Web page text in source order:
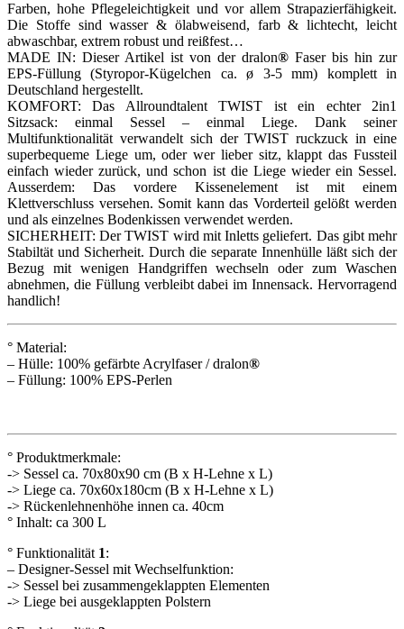
Farben, hohe Pflegeleichtigkeit und vor allem Strapazierfähigkeit.
Die Stoffe sind wasser & ölabweisend, farb & lichtecht, leicht
abwaschbar, extrem robust und reißfest…
MADE IN: Dieser Artikel ist von der dralon® Faser bis hin zur
EPS-Füllung (Styropor-Kügelchen ca. ø 3-5 mm) komplett in
Deutschland hergestellt.
KOMFORT: Das Allroundtalent TWIST ist ein echter 2in1
Sitzsack: einmal Sessel – einmal Liege. Dank seiner
Multifunktionalität verwandelt sich der TWIST ruckzuck in eine
superbequeme Liege um, oder wer lieber sitz, klappt das Fussteil
einfach wieder zurück, und schon ist die Liege wieder ein Sessel.
Ausserdem: Das vordere Kissenelement ist mit einem
Klettverschluss versehen. Somit kann das Vorderteil gelößt werden
und als einzelnes Bodenkissen verwendet werden.
SICHERHEIT: Der TWIST wird mit Inletts geliefert. Das gibt mehr
Stabiltät und Sicherheit. Durch die separate Innenhülle läßt sich der
Bezug mit wenigen Handgriffen wechseln oder zum Waschen
abnehmen, die Füllung verbleibt dabei im Innensack. Hervorragend
handlich!
° Material:
– Hülle: 100% gefärbte Acrylfaser / dralon®
– Füllung: 100% EPS-Perlen
° Produktmerkmale:
-> Sessel ca. 70x80x90 cm (B x H-Lehne x L)
-> Liege ca. 70x60x180cm (B x H-Lehne x L)
-> Rückenlehnenhöhe innen ca. 40cm
° Inhalt: ca 300 L
° Funktionalität 1:
– Designer-Sessel mit Wechselfunktion:
-> Sessel bei zusammengeklappten Elementen
-> Liege bei ausgeklappten Polstern